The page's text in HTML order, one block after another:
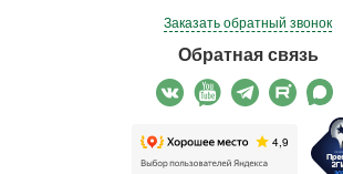
Заказать обратный звонок
Обратная связь